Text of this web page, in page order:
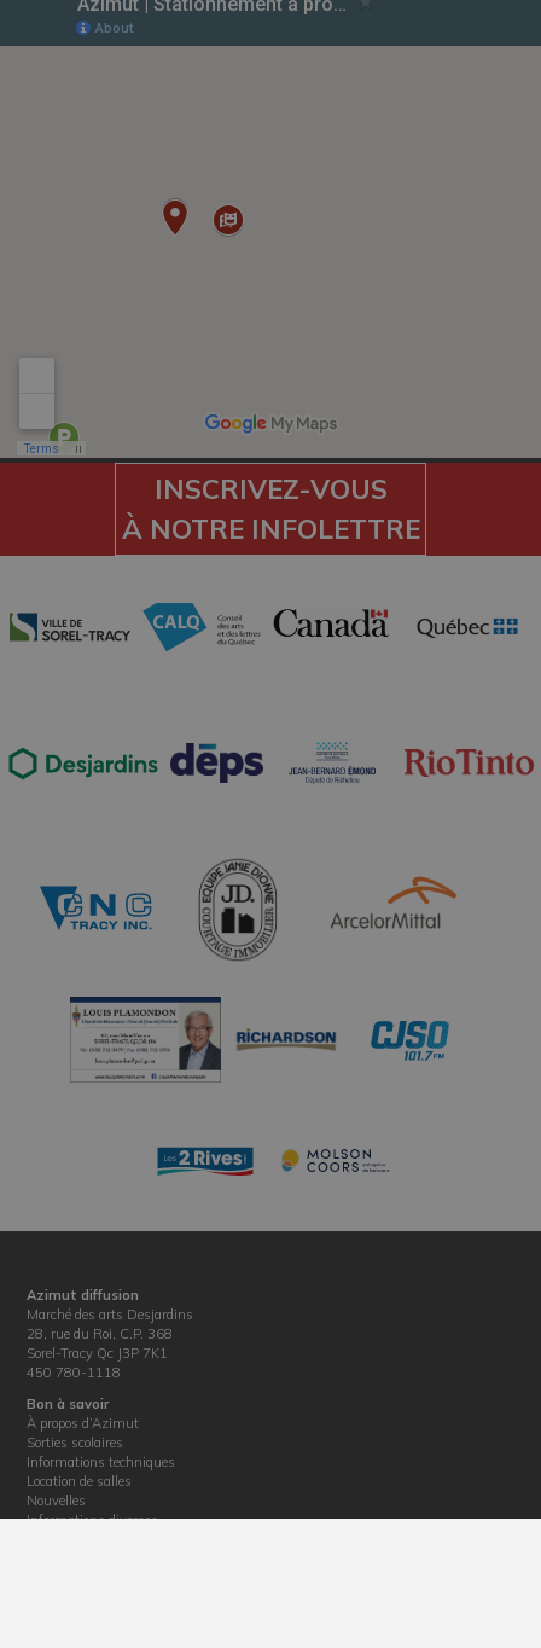
INSCRIVEZ-VOUS
À NOTRE INFOLETTRE
Azimut diffusion
Marché des arts Desjardins
28, rue du Roi, C.P. 368
Sorel-Tracy Qc J3P 7K1
450 780-1118
Bon à savoir
À propos d’Azimut
Sorties scolaires
Informations techniques
Location de salles
Nouvelles
Informations diverses